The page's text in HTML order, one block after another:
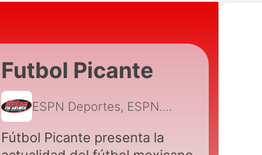
Futbol Picante
ESPN Deportes, ESPN.com.mx, José Ramón Fernández, Rafael Puente
Fútbol Picante presenta la